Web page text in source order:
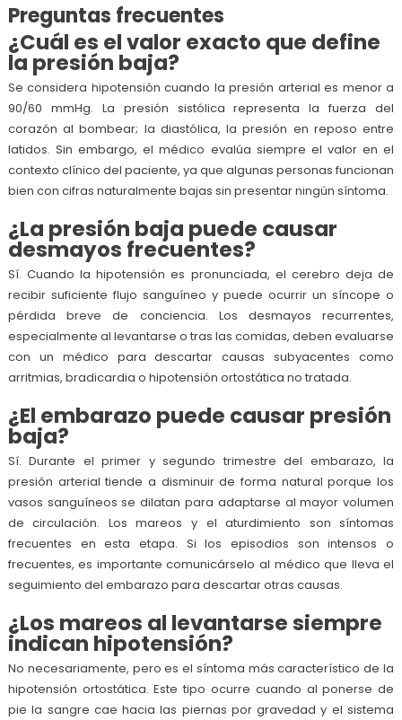
Preguntas frecuentes
¿Cuál es el valor exacto que define
la presión baja?
Se considera hipotensión cuando la presión arterial es menor a
90/60 mmHg. La presión sistólica representa la fuerza del
corazón al bombear; la diastólica, la presión en reposo entre
latidos. Sin embargo, el médico evalúa siempre el valor en el
contexto clínico del paciente, ya que algunas personas funcionan
bien con cifras naturalmente bajas sin presentar ningún síntoma.
¿La presión baja puede causar
desmayos frecuentes?
Sí. Cuando la hipotensión es pronunciada, el cerebro deja de
recibir suficiente flujo sanguíneo y puede ocurrir un síncope o
pérdida breve de conciencia. Los desmayos recurrentes,
especialmente al levantarse o tras las comidas, deben evaluarse
con un médico para descartar causas subyacentes como
arritmias, bradicardia o hipotensión ortostática no tratada.
¿El embarazo puede causar presión
baja?
Sí. Durante el primer y segundo trimestre del embarazo, la
presión arterial tiende a disminuir de forma natural porque los
vasos sanguíneos se dilatan para adaptarse al mayor volumen
de circulación. Los mareos y el aturdimiento son síntomas
frecuentes en esta etapa. Si los episodios son intensos o
frecuentes, es importante comunicárselo al médico que lleva el
seguimiento del embarazo para descartar otras causas.
¿Los mareos al levantarse siempre
indican hipotensión?
No necesariamente, pero es el síntoma más característico de la
hipotensión ortostática. Este tipo ocurre cuando al ponerse de
pie la sangre cae hacia las piernas por gravedad y el sistema